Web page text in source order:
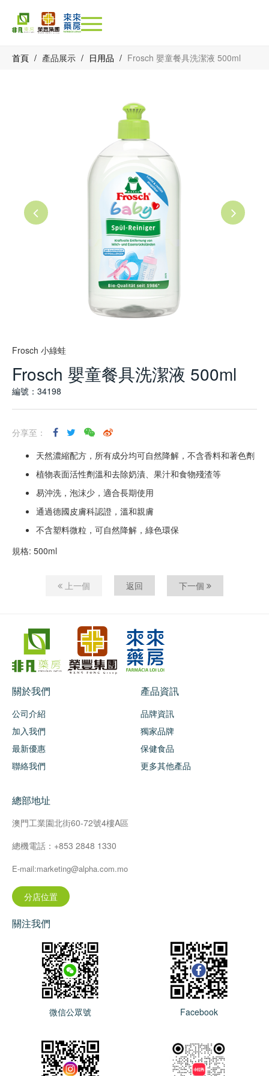
首頁 / 產品展示 / 日用品 / Frosch 嬰童餐具洗潔液 500ml
Frosch 小綠蛙
Frosch 嬰童餐具洗潔液 500ml
編號：34198
分享至：
天然濃縮配方，所有成分均可自然降解，不含香料和著色劑
植物表面活性劑溫和去除奶漬、果汁和食物殘渣等
易沖洗，泡沫少，適合長期使用
通過德國皮膚科認證，溫和親膚
不含塑料微粒，可自然降解，綠色環保
規格: 500ml
上一個 返回 下一個
關於我們
公司介紹
加入我們
最新優惠
聯絡我們
產品資訊
品牌資訊
獨家品牌
保健食品
更多其他產品
總部地址
澳門工業園北街60-72號4樓A區
總機電話：+853 2848 1330
E-mail:marketing@alpha.com.mo
分店位置
關注我們
微信公眾號 Facebook